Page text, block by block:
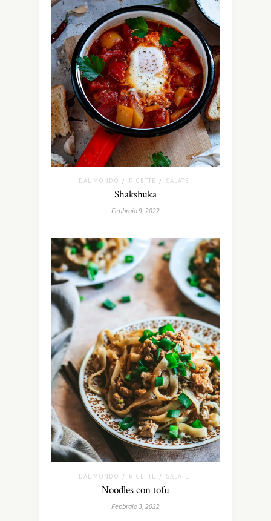
DAL MONDO / RICETTE / SALATE
Shakshuka
Febbraio 9, 2022
DAL MONDO / RICETTE / SALATE
Noodles con tofu
Febbraio 3, 2022